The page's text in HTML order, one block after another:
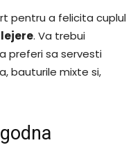
pentru a felicita cuplul
. Va trebui
preferi sa servesti
bauturile mixte si,